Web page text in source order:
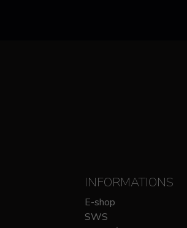
INFORMATIONS
E-shop
SWS